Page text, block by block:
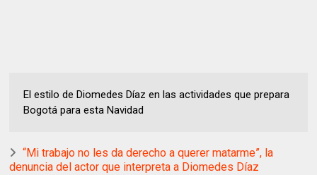
El estilo de Diomedes Díaz en las actividades que prepara
Bogotá para esta Navidad
“Mi trabajo no les da derecho a querer matarme”, la
denuncia del actor que interpreta a Diomedes Díaz